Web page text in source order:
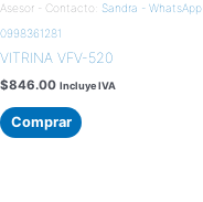
Asesor - Contacto: Sandra - WhatsApp
0998361281
VITRINA VFV-520
$846.00 Incluye IVA
Comprar